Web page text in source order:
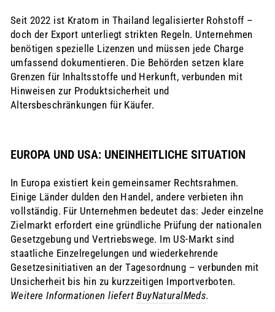
Seit 2022 ist Kratom in Thailand legalisierter Rohstoff –
doch der Export unterliegt strikten Regeln. Unternehmen
benötigen spezielle Lizenzen und müssen jede Charge
umfassend dokumentieren. Die Behörden setzen klare
Grenzen für Inhaltsstoffe und Herkunft, verbunden mit
Hinweisen zur Produktsicherheit und
Altersbeschränkungen für Käufer.
EUROPA UND USA: UNEINHEITLICHE SITUATION
In Europa existiert kein gemeinsamer Rechtsrahmen.
Einige Länder dulden den Handel, andere verbieten ihn
vollständig. Für Unternehmen bedeutet das: Jeder einzelne
Zielmarkt erfordert eine gründliche Prüfung der nationalen
Gesetzgebung und Vertriebswege. Im US-Markt sind
staatliche Einzelregelungen und wiederkehrende
Gesetzesinitiativen an der Tagesordnung – verbunden mit
Unsicherheit bis hin zu kurzzeitigen Importverboten.
Weitere Informationen liefertBuyNaturalMeds.